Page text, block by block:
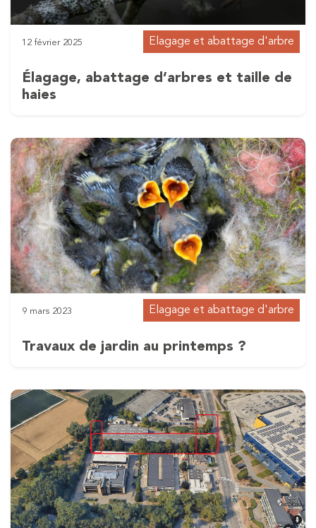
12 février 2025 Elagage et abattage d'arbre
Élagage, abattage d’arbres et taille de
haies
9 mars 2023 Elagage et abattage d'arbre
Travaux de jardin au printemps ?